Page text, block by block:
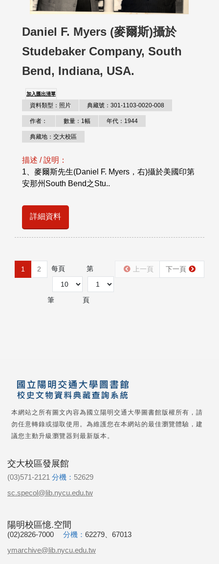
Daniel F. Myers (麥爾斯)攝於
Studebaker Company, South
Bend, Indiana, USA.
加入匯出清單
資料類型：照片 典藏號：301-1103-0020-008
作者： 數量：1幅 年代：1944
典藏地：交大校區
描述 / 說明：
1、麥爾斯先生(Daniel F. Myers，右)攝於美國印第
安那州South Bend之Stu..
詳細資料
1 2 每頁
筆
第
頁
上一頁 下一頁
本網站之所有圖文內容為國立陽明交通大學圖書館版權所有，請
勿任意轉錄或擷取使用。為維護您在本網站的最佳瀏覽體驗，建
議您主動升級瀏覽器到最新版本。
交大校區發展館
(03)571-2121 分機： 52629
sc.specol@lib.nycu.edu.tw
陽明校區憶.空間
(02)2826-7000 分機： 62279、67013
ymarchive@lib.nycu.edu.tw